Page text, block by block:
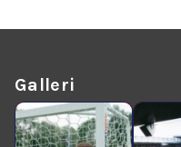
Galleri